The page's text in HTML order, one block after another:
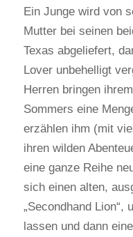
Ein Junge wird von
Mutter bei seinen
Texas abgeliefert,
Lover unbehelligt
Herren bringen
Sommers eine
erzählen ihm (mit
ihren wilden
eine ganze Reihe
sich einen alten,
„Secondhand Lion“,
lassen und dann